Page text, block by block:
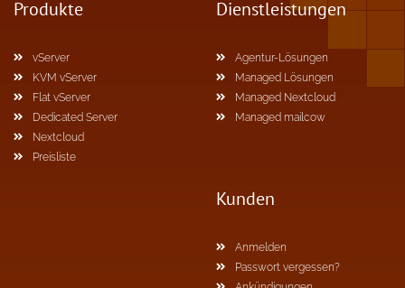
Produkte
vServer
KVM vServer
Flat vServer
Dedicated Server
Nextcloud
Preisliste
Dienstleistungen
Agentur-Lösungen
Managed Lösungen
Managed Nextcloud
Managed mailcow
Kunden
Anmelden
Passwort vergessen?